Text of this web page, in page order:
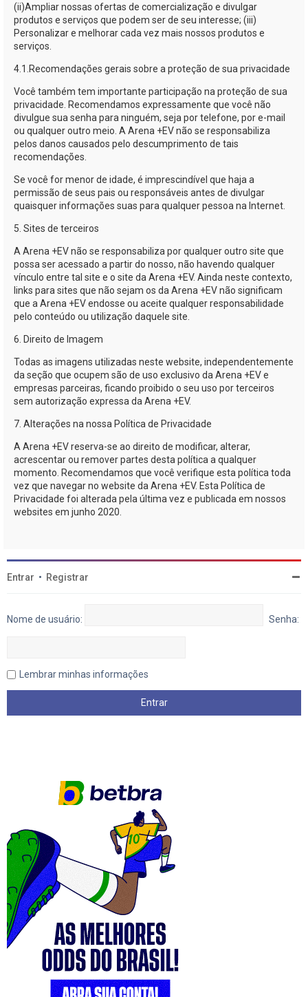
(ii)Ampliar nossas ofertas de comercialização e divulgar
produtos e serviços que podem ser de seu interesse; (iii)
Personalizar e melhorar cada vez mais nossos produtos e
serviços.
4.1. Recomendações gerais sobre a proteção de sua privacidade
Você também tem importante participação na proteção de sua
privacidade. Recomendamos expressamente que você não
divulgue sua senha para ninguém, seja por telefone, pore-mail
ou qualquer outro meio. A Arena +EVnão se responsabiliza
pelos danos causados pelo descumprimento de tais
recomendações.
Se você for menor de idade, é imprescindível que haja a
permissão de seus pais ou responsáveis antes de divulgar
quaisquer informações suas para qualquer pessoa na Internet.
5. Sites de terceiros
A Arena +EVnão se responsabiliza por qualquer outro site que
possa ser acessado a partir do nosso, não havendo qualquer
vínculo entre tal site e o site da Arena +EV. Ainda neste contexto,
links para sites que não sejam os da Arena +EVnão significam
que a Arena +EVendosse ou aceite qualquer responsabilidade
pelo conteúdo ou utilização daquele site.
6. Direito de Imagem
Todas as imagens utilizadas neste website, independentemente
da seção que ocupem são de uso exclusivo da Arena +EVe
empresas parceiras, ficando proibido o seu uso por terceiros
sem autorização expressa da Arena +EV.
7. Alterações na nossa Política de Privacidade
A Arena +EVreserva-se ao direito de modificar, alterar,
acrescentar ou remover partes desta política a qualquer
momento. Recomendamos que você verifique esta política toda
vez que navegar no website da Arena +EV. Esta Política de
Privacidade foi alterada pela última vez e publicada em nossos
websites em junho 2020.
Entrar • Registrar
Nome de usuário: Senha:
Lembrar minhas informações